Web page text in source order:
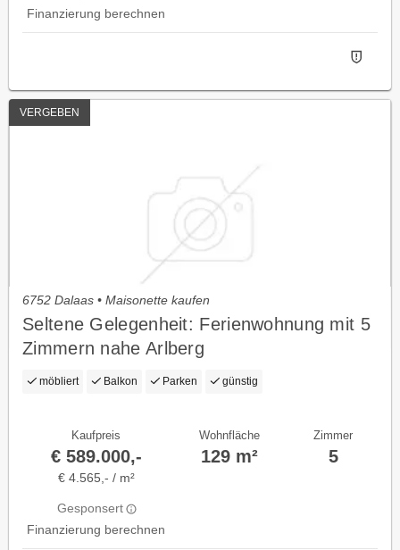
Finanzierung berechnen
VERGEBEN
6752 Dalaas • Maisonette kaufen
Seltene Gelegenheit: Ferienwohnung mit 5
Zimmern nahe Arlberg
möbliert Balkon Parken günstig
Kaufpreis
€ 589.000,-
€ 4.565,- / m²
Gesponsert
Finanzierung berechnen
Wohnfläche
129 m²
Zimmer
5